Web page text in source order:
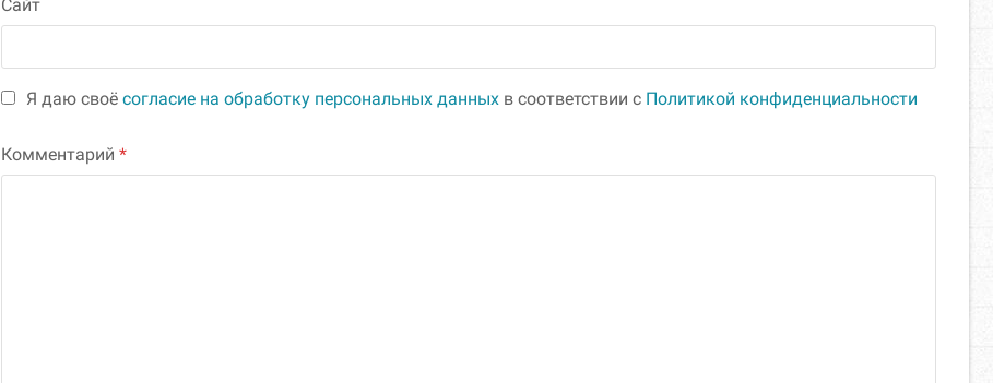
Сайт
Я даю своёсогласие на обработку персональных данных в соответствии с Политикой конфиденциальности
Комментарий*